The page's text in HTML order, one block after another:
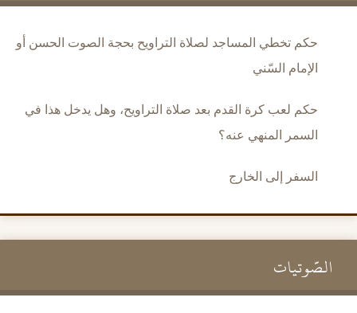
حكم تخطي المساجد لصلاة التراويح بحجة الصوت الحسن أو
الإمام السّني
حكم لعب كرة القدم بعد صلاة التراويح، وهل يدخل هذا في
السمر المنهي عنه؟
السفر إلى الخارج
الصَّوتيات